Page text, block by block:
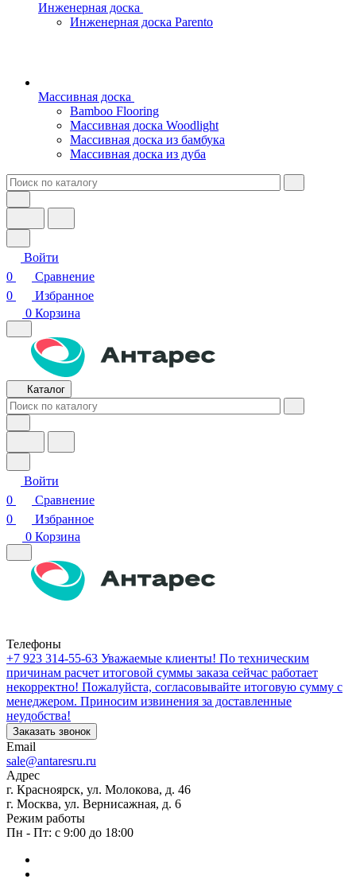
Инженерная доска
Инженерная доска Parento
Массивная доска
Bamboo Flooring
Массивная доска Woodlight
Массивная доска из бамбука
Массивная доска из дуба
Войти
0
Сравнение
0
Избранное
0 Корзина
Каталог
Войти
0
Сравнение
0
Избранное
0 Корзина
Телефоны
+7 923 314-55-63 Уважаемые клиенты! По техническим
причинам расчет итоговой суммы заказа сейчас работает
некорректно! Пожалуйста, согласовывайте итоговую сумму с
менеджером. Приносим извинения за доставленные
неудобства!
Заказать звонок
Email
sale@antaresru.ru
Адрес
г. Красноярск, ул. Молокова, д. 46
г. Москва, ул. Вернисажная, д. 6
Режим работы
Пн - Пт: с 9:00 до 18:00